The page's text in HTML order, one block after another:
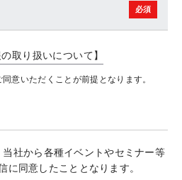
取り扱いについて】
意いただくことが前提となります。
社から各種イベントやセミナー等
に同意したこととなります。